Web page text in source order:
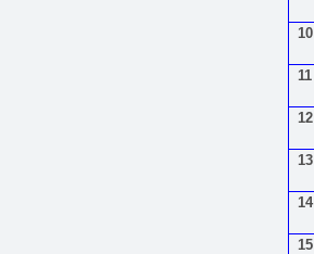
10
11
12
13
14
15